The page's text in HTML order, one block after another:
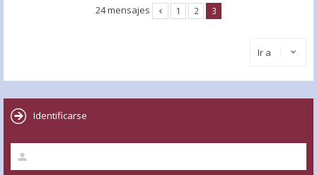
24 mensajes 1 2 3
Ir a
Identificarse